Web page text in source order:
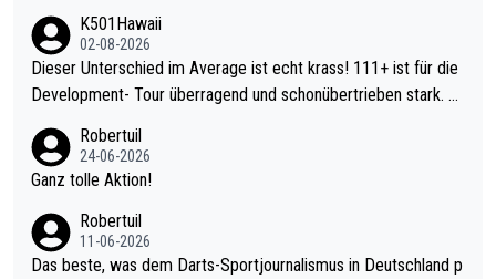
K501Hawaii
02-08-2026
Dieser Unterschied im Average ist echt krass! 111+ ist für die
Development- Tour überragend und schonübertrieben stark. U
mal 40+ erst recht. Da gewinnst keinen Blumentopf - ist ja noc
h krasser wie ein Pokalspiel eines Kreisligisten vs einem Bund
Robertuil
24-06-2026
Ganz tolle Aktion!
Robertuil
11-06-2026
Das beste, was dem Darts-Sportjournalismus in Deutschland p